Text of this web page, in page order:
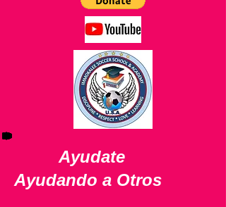
Ayudate
Ayudando a Otros